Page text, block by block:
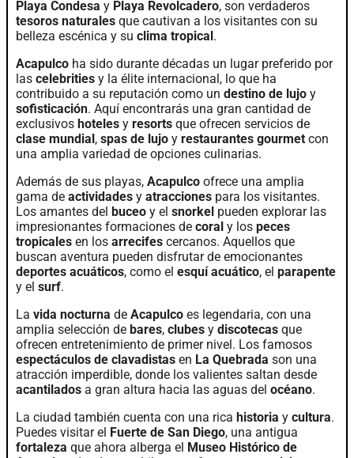
Playa Condesa y Playa Revolcadero, son verdaderos
tesoros naturales que cautivan a los visitantes con su
belleza escénica y su clima tropical .
Acapulco ha sido durante décadas un lugar preferido por
las celebrities y la élite internacional, lo que ha
contribuido a su reputación como un destino de lujo y
sofisticación. Aquí encontrarás una gran cantidad de
exclusivos hoteles y resorts que ofrecen servicios de
clase mundial , spas de lujo y restaurantes gourmet con
una amplia variedad de opciones culinarias.
Además de sus playas, Acapulco ofrece una amplia
gama de actividades y atracciones para los visitantes.
Los amantes del buceo y el snorkel pueden explorar las
impresionantes formaciones de coral y los peces
tropicales en los arrecifes cercanos. Aquellos que
buscan aventura pueden disfrutar de emocionantes
deportes acuáticos, como el esquí acuático, el parapente
y el surf.
La vida nocturna de Acapulco es legendaria, con una
amplia selección de bares, clubes y discotecas que
ofrecen entretenimiento de primer nivel. Los famosos
espectáculos de clavadistas en La Quebrada son una
atracción imperdible, donde los valientes saltan desde
acantilados a gran altura hacia las aguas del océano.
La ciudad también cuenta con una rica historia y cultura.
Puedes visitar el Fuerte de San Diego, una antigua
fortaleza que ahora alberga el Museo Histórico de